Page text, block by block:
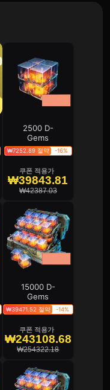
2500 D-
Gems
₩7252.89 절약 -16%
쿠폰 적용가
₩39843.81
₩42387.03
15000 D-
Gems
₩39471.52 절약 -14%
쿠폰 적용가
₩243108.68
₩254322.18